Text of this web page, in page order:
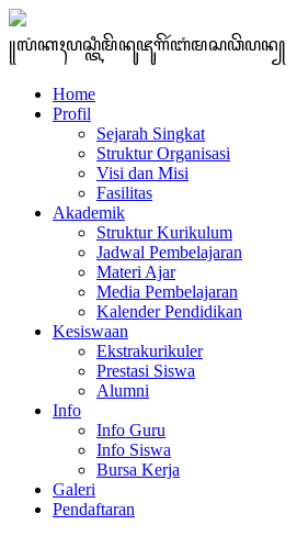
꧋ꦭꦁꦏꦃꦥꦱ꧀ꦠꦶꦩꦼꦤꦸꦗꦸꦒꦼꦂꦧꦁꦩꦱꦣꦼꦥꦤ꧀
Home
Profil
Sejarah Singkat
Struktur Organisasi
Visi dan Misi
Fasilitas
Akademik
Struktur Kurikulum
Jadwal Pembelajaran
Materi Ajar
Media Pembelajaran
Kalender Pendidikan
Kesiswaan
Ekstrakurikuler
Prestasi Siswa
Alumni
Info
Info Guru
Info Siswa
Bursa Kerja
Galeri
Pendaftaran